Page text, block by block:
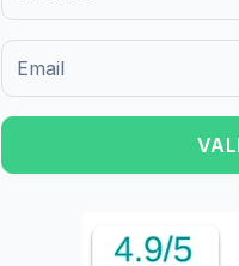
22.60€/jour
14.34€/jour
Formulaire d'inscription pour